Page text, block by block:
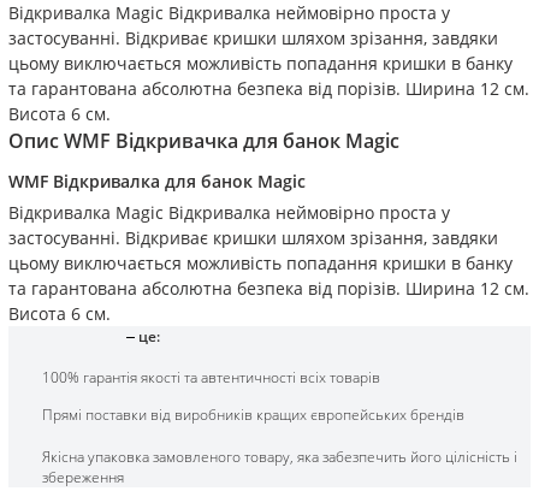
Відкривалка Magic Відкривалка неймовірно проста у
застосуванні. Відкриває кришки шляхом зрізання, завдяки
цьому виключається можливість попадання кришки в банку
та гарантована абсолютна безпека від порізів. Ширина 12 см.
Висота 6 см.
ОписWMF Відкривачка для банок Magic
WMF Відкривалка для банок Magic
Відкривалка Magic Відкривалка неймовірно проста у
застосуванні. Відкриває кришки шляхом зрізання, завдяки
цьому виключається можливість попадання кришки в банку
та гарантована абсолютна безпека від порізів. Ширина 12 см.
Висота 6 см.
це:
100% гарантія якості та автентичності всіх товарів
Прямі поставки від виробників кращих європейських брендів
Якісна упаковка замовленого товару, яка забезпечить його цілісність і
збереження